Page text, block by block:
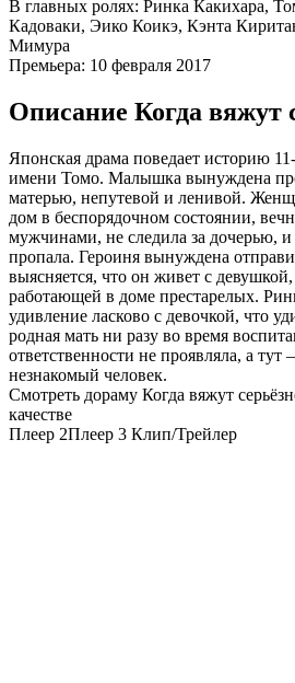
В главных ролях: Ринка Какихара,
Кадоваки, Эико Коикэ, Кэнта
Мимура
Премьера: 10 февраля 2017
Описание Когда вяжут
Японская драма поведает историю
имени Томо. Малышка вынуждена
матерью, непутевой и ленивой.
дом в беспорядочном состоянии,
мужчинами, не следила за дочерью, и
пропала. Героиня вынуждена
выясняется, что он живет с
работающей в доме престарелых.
удивление ласково с девочкой, что
родная мать ни разу во время
ответственности не проявляла, а
незнакомый человек.
Смотреть дораму Когда вяжут
качестве
Плеер 2Плеер 3 Клип/Трейлер